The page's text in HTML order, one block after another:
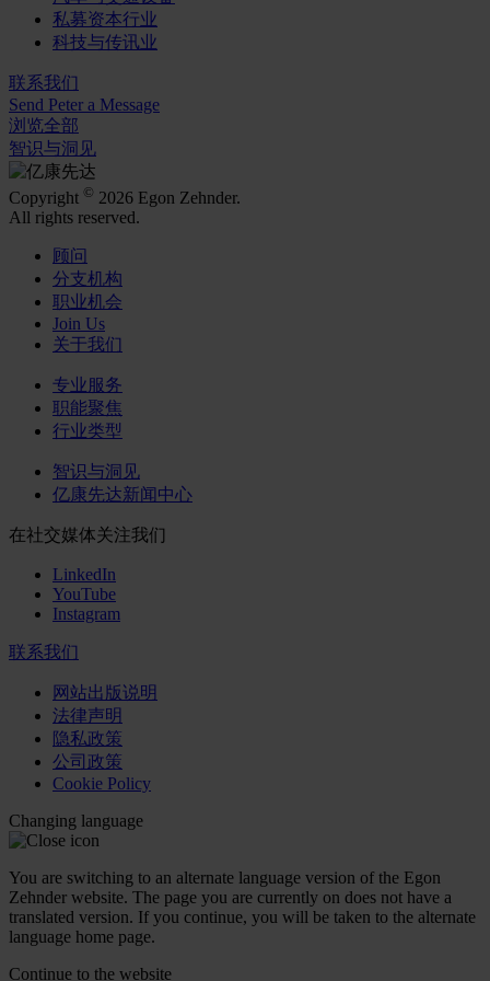
私募资本行业
科技与传讯业
联系我们
Send Peter a Message
浏览全部
智识与洞见
Copyright © 2026 Egon Zehnder.
All rights reserved.
顾问
分支机构
职业机会
Join Us
关于我们
专业服务
职能聚焦
行业类型
智识与洞见
亿康先达新闻中心
在社交媒体关注我们
LinkedIn
YouTube
Instagram
联系我们
网站出版说明
法律声明
隐私政策
公司政策
Cookie Policy
Changing language
You are switching to an alternate language version of the Egon
Zehnder website. The page you are currently on does not have a
translated version. If you continue, you will be taken to the alternate
language home page.
Continue to the website